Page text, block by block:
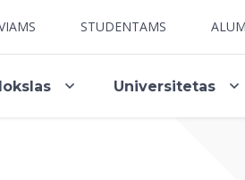
STUDENTAMS
Universitetas